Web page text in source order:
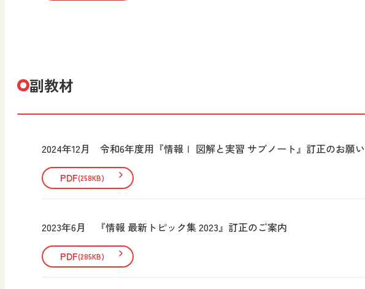
副教材
2024年12月 令和6年度用『情報Ⅰ 図解と実習 サブノート』訂正のお願い
PDF(258KB)
2023年6月 『情報 最新トピック集 2023』訂正のご案内
PDF(285KB)